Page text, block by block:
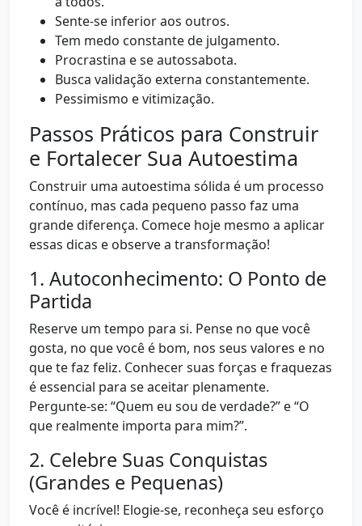
Sente-se inferior aos outros.
Tem medo constante de julgamento.
Procrastina e se autossabota.
Busca validação externa constantemente.
Pessimismo e vitimização.
Passos Práticos para Construir
e Fortalecer Sua Autoestima
Construir uma autoestima sólida é um processo
contínuo, mas cada pequeno passo faz uma
grande diferença. Comece hoje mesmo a aplicar
essas dicas e observe a transformação!
1. Autoconhecimento: O Ponto de
Partida
Reserve um tempo para si. Pense no que você
gosta, no que você é bom, nos seus valores e no
que te faz feliz. Conhecer suas forças e fraquezas
é essencial para se aceitar plenamente.
Pergunte-se: “Quem eu sou de verdade?” e “O
que realmente importa para mim?”.
2. Celebre Suas Conquistas
(Grandes e Pequenas)
Você é incrível! Elogie-se, reconheça seu esforço